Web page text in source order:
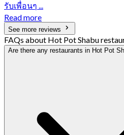
รับเพื่อนๆ ...
Read more
See more reviews
FAQs about Hot Pot Shabu
Are there any restaurants in Hot Pot